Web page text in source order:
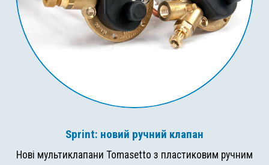
Sprint: новий ручний клапан
Нові мультиклапани Tomasetto з пластиковим ручним